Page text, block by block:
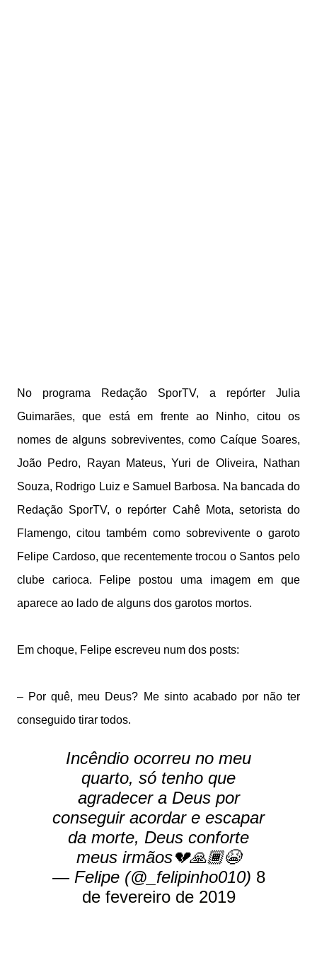
No programa Redação SporTV, a repórter Julia
Guimarães, que está em frente ao Ninho, citou os
nomes de alguns sobreviventes, como Caíque Soares,
João Pedro, Rayan Mateus, Yuri de Oliveira, Nathan
Souza, Rodrigo Luiz e Samuel Barbosa. Na bancada do
Redação SporTV, o repórter Cahê Mota, setorista do
Flamengo, citou também como sobrevivente o garoto
Felipe Cardoso, que recentemente trocou o Santos pelo
clube carioca. Felipe postou uma imagem em que
aparece ao lado de alguns dos garotos mortos.
Em choque, Felipe escreveu num dos posts:
– Por quê, meu Deus? Me sinto acabado por não ter
conseguido tirar todos.
Incêndio ocorreu no meu
quarto, só tenho que
agradecer a Deus por
conseguir acordar e escapar
da morte, Deus conforte
meus irmãos💔🙏🏾😭
— Felipe (@_felipinho010) 8
de fevereiro de 2019